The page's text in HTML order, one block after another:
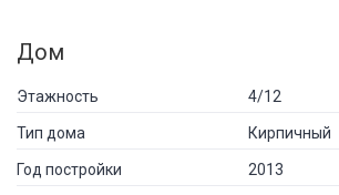
Дом
Этажность 4/12
Тип дома Кирпичный
Год постройки 2013